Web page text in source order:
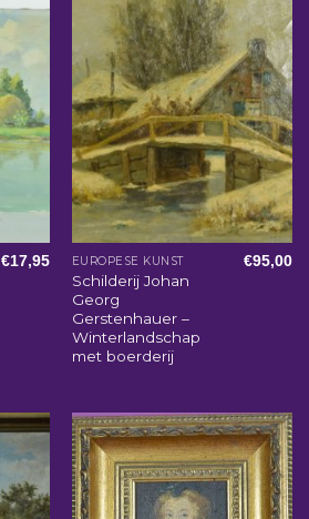
€17,95 EUROPESE KUNST
Schilderij Johan
Georg
Gerstenhauer –
Winterlandschap
met boerderij
€95,00